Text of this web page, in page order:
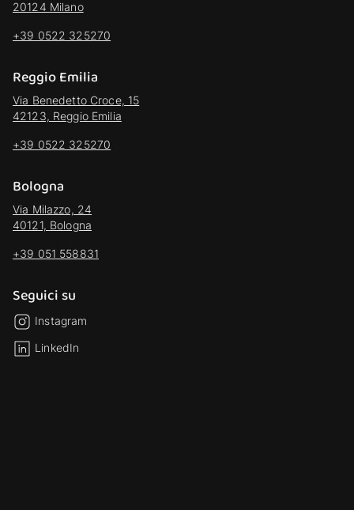
20124 Milano
+39 0522 325270
Reggio Emilia
Via Benedetto Croce, 15
42123, Reggio Emilia
+39 0522 325270
Bologna
Via Milazzo, 24
40121, Bologna
+39 051 558831
Seguici su
Instagram
LinkedIn